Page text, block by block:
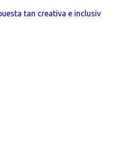
tan creativa e inclusiv